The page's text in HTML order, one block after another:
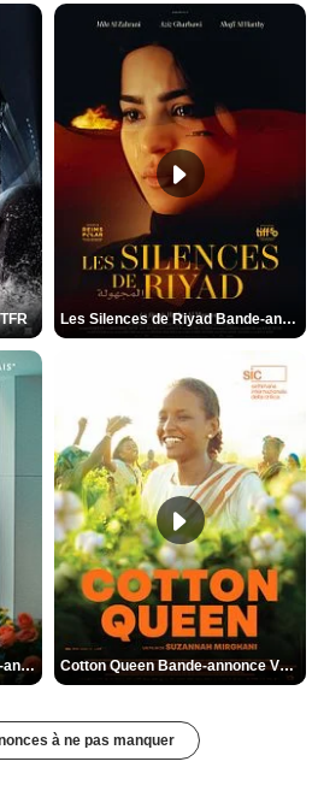
Les Silences de Riyad Bande-annonce VO STFR
Des Fleurs pour Tokyo Bande-annonce VO STFR Cotton Queen Bande-annonce VO STFR
à ne pas manquer